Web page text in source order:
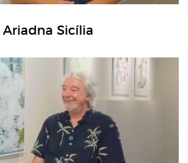
Sicília